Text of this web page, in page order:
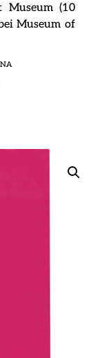
Museum (10
Museum of